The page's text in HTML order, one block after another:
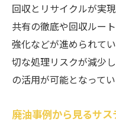
回収とリサイクルが実
共有の徹底や回収ルー
強化などが進められて
切な処理リスクが減少
の活用が可能となってい
廃油事例から見るサ